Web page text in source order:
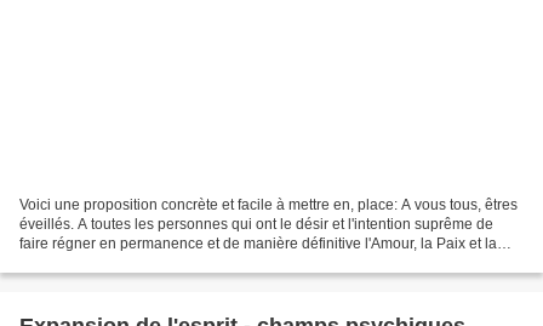
Voici une proposition concrète et facile à mettre en, place: A vous tous, êtres
éveillés. A toutes les personnes qui ont le désir et l'intention suprême de
faire régner en permanence et de manière définitive l'Amour, la Paix et la